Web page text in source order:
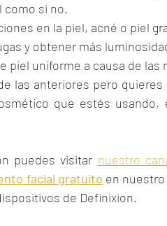
como si no.
en la piel, acné o piel
y obtener más
piel uniforme a causa de las
las anteriores pero
que estés
puedes visitar nuestro
facial gratuito en
de Definixion.